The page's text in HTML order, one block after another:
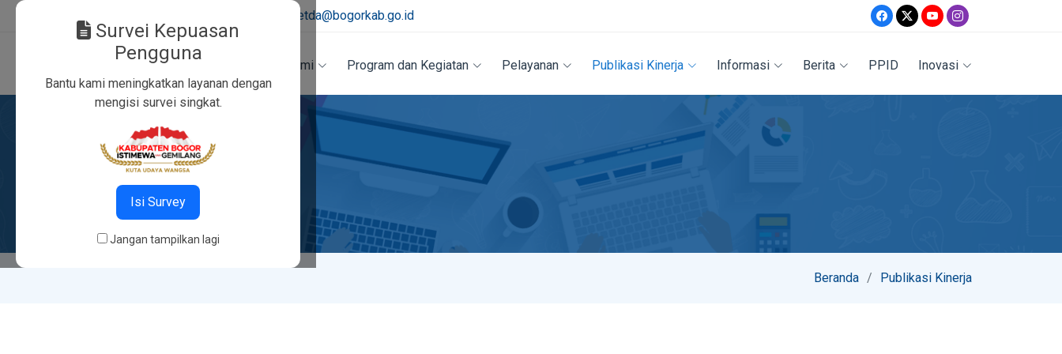
tusetda@bogorkab.go.id
Tentang Kami Program dan Kegiatan Pelayanan Publikasi Kinerja Informasi Berita PPID Inovasi
Beranda Publikasi Kinerja
Survei Kepuasan
Pengguna
Bantu kami meningkatkan layanan dengan
mengisi survei singkat.
Isi Survey
Jangan tampilkan lagi